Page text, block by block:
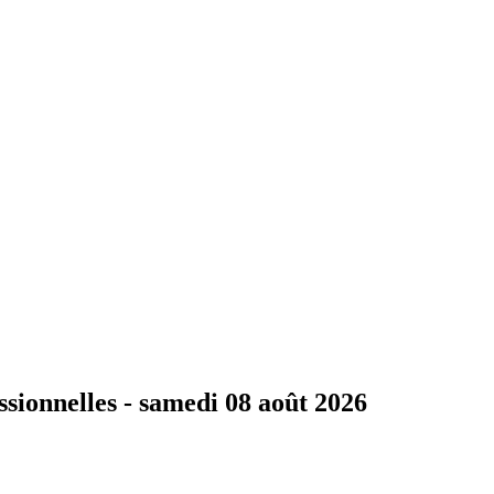
- samedi 08 août 2026